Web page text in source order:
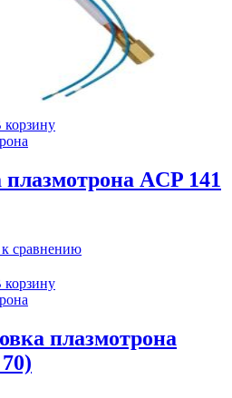
корзину
ACP 141
сравнению
корзину
плазмотрона